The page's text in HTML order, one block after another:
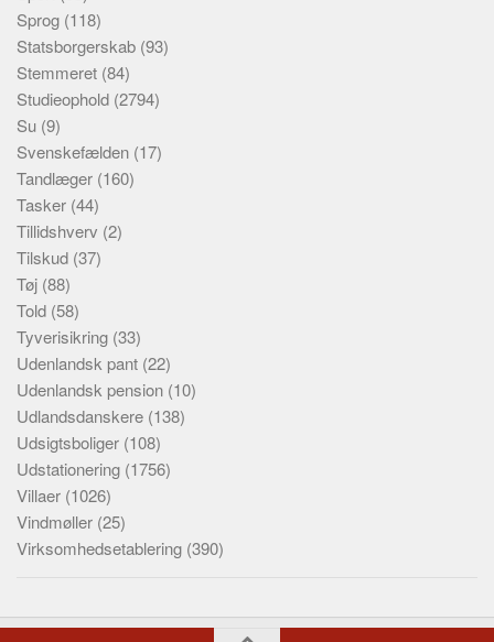
Sprog (118)
Statsborgerskab (93)
Stemmeret (84)
Studieophold (2794)
Su (9)
Svenskefælden (17)
Tandlæger (160)
Tasker (44)
Tillidshverv (2)
Tilskud (37)
Tøj (88)
Told (58)
Tyverisikring (33)
Udenlandsk pant (22)
Udenlandsk pension (10)
Udlandsdanskere (138)
Udsigtsboliger (108)
Udstationering (1756)
Villaer (1026)
Vindmøller (25)
Virksomhedsetablering (390)